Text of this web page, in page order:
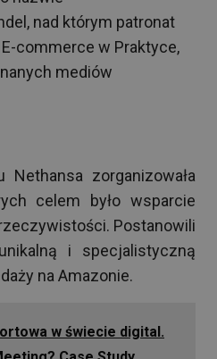
nad którym patronat
commerce w Praktyce,
mediów
zorganizowała
celem było wsparcie
Postanowili
i specjalistyczną
na Amazonie.
w świecie digital.